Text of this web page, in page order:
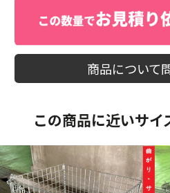
商品について
この商品に近いサイ